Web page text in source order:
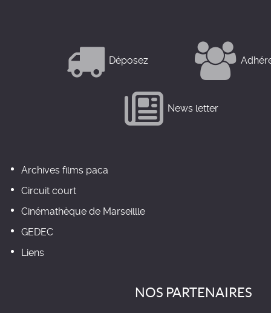
Déposez
News letter
Archives films paca
Circuit court
Cinémathèque de Marseillle
GEDEC
Liens
NOS PARTENAIRES